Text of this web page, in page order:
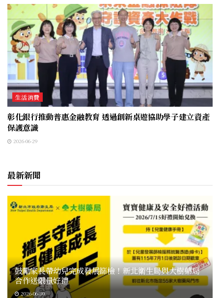
生活消費
彰化銀行推動普惠金融教育 透過創新桌遊協助學子建立資產
保護意識
2026-06-29
最新新聞
鼓勵家長帶幼兒完成發展篩檢！新北衛生局與大樹藥局
合作送限量好禮
2026-06-30